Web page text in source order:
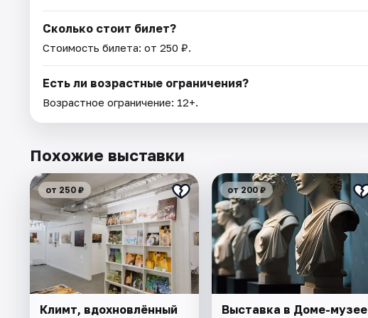
Сколько стоит билет?
Стоимость билета: от 250 ₽.
Есть ли возрастные ограничения?
Возрастное ограничение: 12+.
Похожие выставки
от 250 ₽
Климт, вдохновлённый
от 200 ₽
Выставка в Доме-музее